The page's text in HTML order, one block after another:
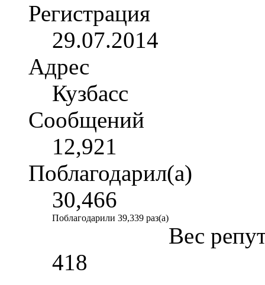
Регистрация
29.07.2014
Адрес
Кузбасс
Сообщений
12,921
Поблагодарил(а)
30,466
Поблагодарили 39,339 раз(а)
Вес
418